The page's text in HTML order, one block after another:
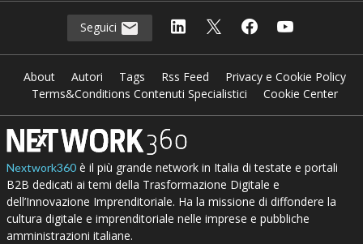
Seguici
About Autori Tags Rss Feed
Privacy e Cookie Policy
Terms&Conditions Contenuti Specialistici
Cookie Center
Nextwork360è il più grande network in Italia di testate e portali
B2B dedicati ai temi della Trasformazione Digitale e
dell’Innovazione Imprenditoriale. Ha la missione di diffondere la
cultura digitale e imprenditoriale nelle imprese e pubbliche
amministrazioni italiane.